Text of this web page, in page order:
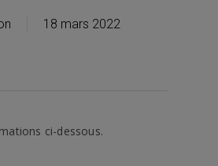
18 mars 2022
ci-dessous.